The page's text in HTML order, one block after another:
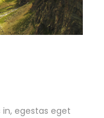
in, egestas eget